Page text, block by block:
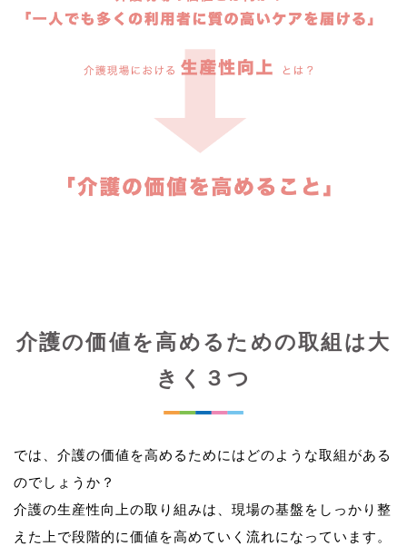
介護の価値を高めるための取組は大
きく３つ
では、介護の価値を高めるためにはどのような取組がある
のでしょうか？
介護の生産性向上の取り組みは、現場の基盤をしっかり整
えた上で段階的に価値を高めていく流れになっています。